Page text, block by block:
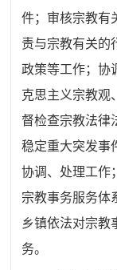
件；审核宗教有
责与宗教有关的
政策等工作；协
克思主义宗教观
督检查宗教法律
稳定重大突发事
协调、处理工作
宗教事务服务体
乡镇依法对宗教
务。